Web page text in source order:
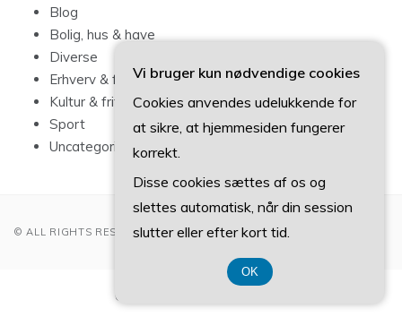
Blog
Bolig, hus & have
Diverse
Erhverv & forbrug
Kultur & fritid
Sport
Uncategorized
© ALL RIGHTS RESERVED 2022
CVR-Nummer 374 077 39
Vi bruger kun nødvendige cookies
Cookies anvendes udelukkende for
at sikre, at hjemmesiden fungerer
korrekt.
Disse cookies sættes af os og
slettes automatisk, når din session
slutter eller efter kort tid.
OK